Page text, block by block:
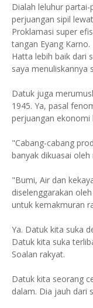
Dialah leluhur
perjuangan sipil
Proklamasi super
tangan Eyang
Hatta lebih baik dari
saya menuliskannya
Datuk juga
1945. Ya, pasal
perjuangan ekonomi
"Cabang-cabang
banyak dikuasai oleh
"Bumi, Air dan
diselenggarakan
untuk kemakmuran
Ya. Datuk kita suka
Datuk kita suka
Soalan rakyat.
Datuk kita seorang
dalam. Dia jauh dari